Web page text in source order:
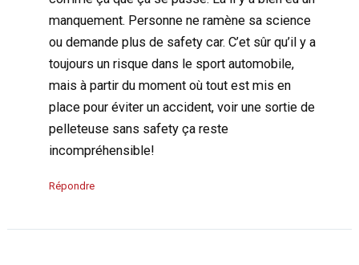
manquement. Personne ne ramène sa science
ou demande plus de safety car. C’et sûr qu’il y a
toujours un risque dans le sport automobile,
mais à partir du moment où tout est mis en
place pour éviter un accident, voir une sortie de
pelleteuse sans safety ça reste
incompréhensible!
Répondre